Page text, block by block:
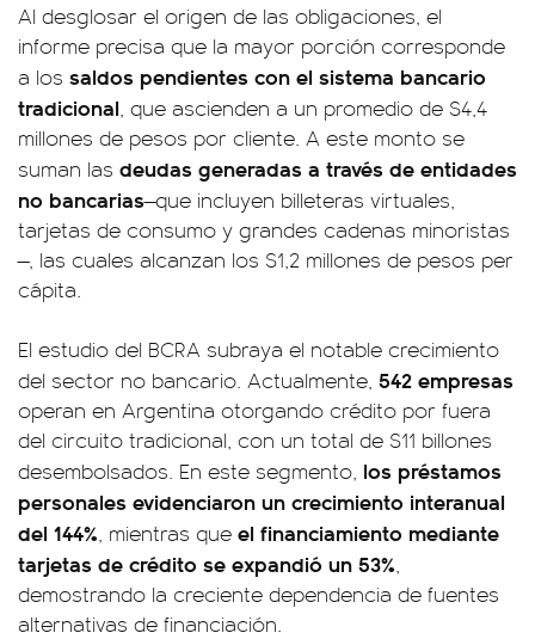
Al desglosar el origen de las obligaciones, el
informe precisa que la mayor porción corresponde
a los saldos pendientes con el sistema bancario
tradicional, que ascienden a un promedio de $4,4
millones de pesos por cliente. A este monto se
suman las deudas generadas a través de entidades
no bancarias—que incluyen billeteras virtuales,
tarjetas de consumo y grandes cadenas minoristas
—, las cuales alcanzan los $1,2 millones de pesos per
cápita.
El estudio del BCRA subraya el notable crecimiento
del sector no bancario. Actualmente, 542 empresas
operan en Argentina otorgando crédito por fuera
del circuito tradicional, con un total de $11 billones
desembolsados. En este segmento, los préstamos
personales evidenciaron un crecimiento interanual
del 144%, mientras que el financiamiento mediante
tarjetas de crédito se expandió un 53%,
demostrando la creciente dependencia de fuentes
alternativas de financiación.